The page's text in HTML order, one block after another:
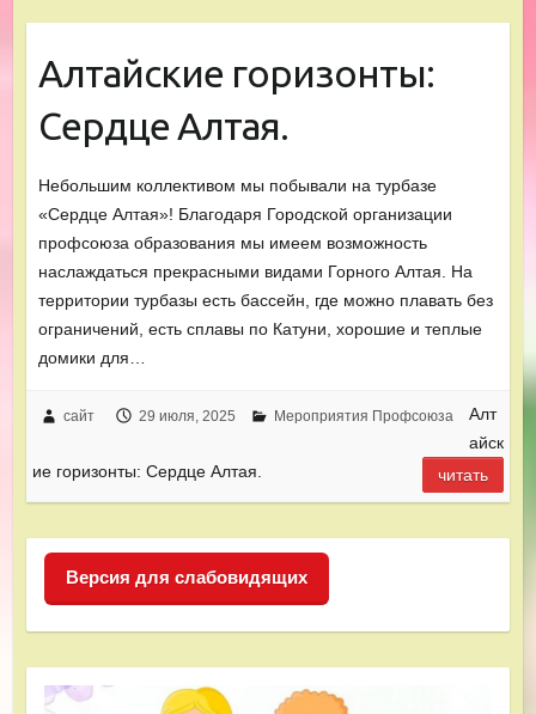
Алтайские горизонты:
Сердце Алтая.
Небольшим коллективом мы побывали на турбазе
«Сердце Алтая»! Благодаря Городской организации
профсоюза образования мы имеем возможность
наслаждаться прекрасными видами Горного Алтая. На
территории турбазы есть бассейн, где можно плавать без
ограничений, есть сплавы по Катуни, хорошие и теплые
домики для…
сайт 29 июля, 2025 Мероприятия Профсоюза
Алт
айск
ие горизонты: Сердце Алтая.
читать
Версия для слабовидящих